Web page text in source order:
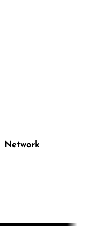
Network